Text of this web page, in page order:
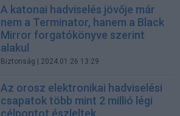
A katonai hadviselés jövője már
nem a Terminator, hanem a Black
Mirror forgatókönyve szerint
alakul
Biztonság | 2024.01.26 13:29
Az orosz elektronikai hadviselési
csapatok több mint 2 millió légi
célpontot észleltek